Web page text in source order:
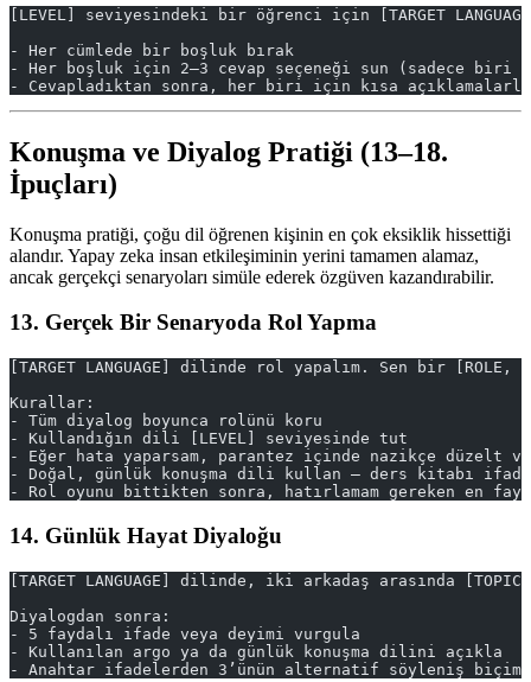
[LEVEL] seviyesindeki bir öğrenci için [TARGET
- Her cümlede bir boşluk bırak
- Her boşluk için 2–3 cevap seçeneği sun (sadece biri
- Cevapladıktan sonra, her biri için kısa
Konuşma ve Diyalog Pratiği (13–18.
İpuçları)
Konuşma pratiği, çoğu dil öğrenen kişinin en çok eksiklik hissettiği
alandır. Yapay zeka insan etkileşiminin yerini tamamen alamaz,
ancak gerçekçi senaryoları simüle ederek özgüven kazandırabilir.
13. Gerçek Bir Senaryoda Rol Yapma
[TARGET LANGUAGE] dilinde rol yapalım. Sen bir
Kurallar:
- Tüm diyalog boyunca rolünü koru
- Kullandığın dili [LEVEL] seviyesinde tut
- Eğer hata yaparsam, parantez içinde nazikçe düzelt ve
- Doğal, günlük konuşma dili kullan — ders kitabı
- Rol oyunu bittikten sonra, hatırlamam gereken en
14. Günlük Hayat Diyaloğu
[TARGET LANGUAGE] dilinde, iki arkadaş arasında
Diyalogdan sonra:
- 5 faydalı ifade veya deyimi vurgula
- Kullanılan argo ya da günlük konuşma dilini açıkla
- Anahtar ifadelerden 3’ünün alternatif söyleniş